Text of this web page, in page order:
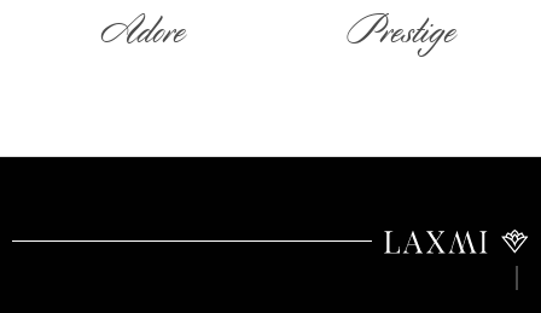
Prestige
Adore